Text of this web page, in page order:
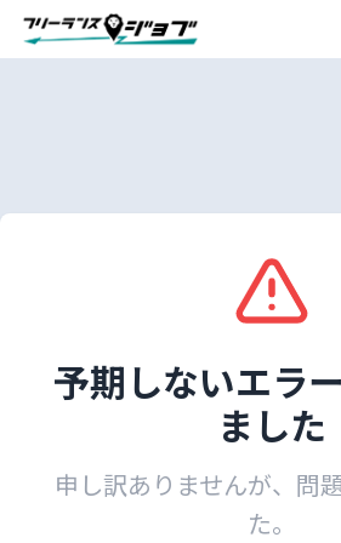
予期しないエラ
ました
申し訳ありませんが、問
た。